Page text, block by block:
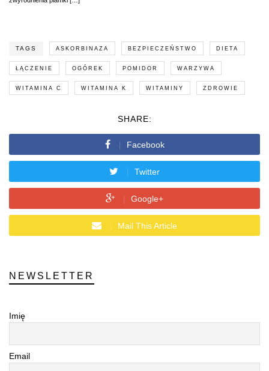
TAGS ASKORBINAZA BEZPIECZEŃSTWO DIETA
ŁĄCZENIE OGÓREK POMIDOR WARZYWA
WITAMINA C WITAMINA K WITAMINY ZDROWIE
SHARE:
Facebook
Twitter
Google+
Mail This Article
NEWSLETTER
Imię
Email